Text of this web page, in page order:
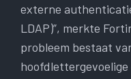
externe
LDAP)”, merkte
probleem bestaat